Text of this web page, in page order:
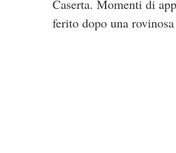
Caserta. Momenti di
ferito dopo una